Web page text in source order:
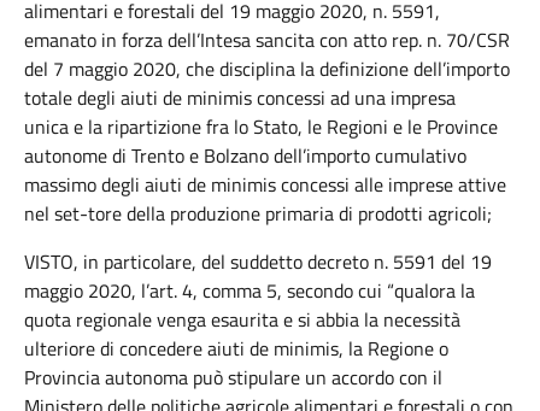
alimentari e forestali del 19 maggio 2020, n. 5591,
emanato in forza dell’Intesa sancita con atto rep. n. 70/CSR
del 7 maggio 2020, che disciplina la definizione dell’importo
totale degli aiuti de minimis concessi ad una impresa
unica e la ripartizione fra lo Stato, le Regioni e le Province
autonome di Trento e Bolzano dell’importo cumulativo
massimo degli aiuti de minimis concessi alle imprese attive
nel set-tore della produzione primaria di prodotti agricoli;
VISTO, in particolare, del suddetto decreto n. 5591 del 19
maggio 2020, l’art. 4, comma 5, secondo cui “qualora la
quota regionale venga esaurita e si abbia la necessità
ulteriore di concedere aiuti de minimis, la Regione o
Provincia autonoma può stipulare un accordo con il